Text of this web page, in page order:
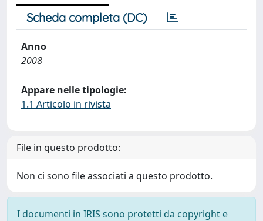
Scheda completa (DC)
Anno
2008
Appare nelle tipologie:
1.1 Articolo in rivista
File in questo prodotto:
Non ci sono file associati a questo prodotto.
I documenti in IRIS sono protetti da copyright e